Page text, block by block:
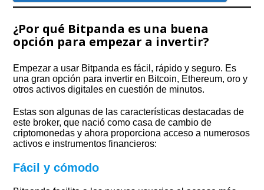
¿Por qué Bitpanda es una buena
opción para empezar a invertir?
Empezar a usar Bitpanda es fácil, rápido y seguro. Es
una gran opción para invertir en Bitcoin, Ethereum, oro y
otros activos digitales en cuestión de minutos.
Estas son algunas de las características destacadas de
este broker, que nació como casa de cambio de
criptomonedas y ahora proporciona acceso a numerosos
activos e instrumentos financieros:
Fácil y cómodo